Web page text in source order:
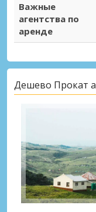
Важные
агентства по
аренде
Дешево Прокат